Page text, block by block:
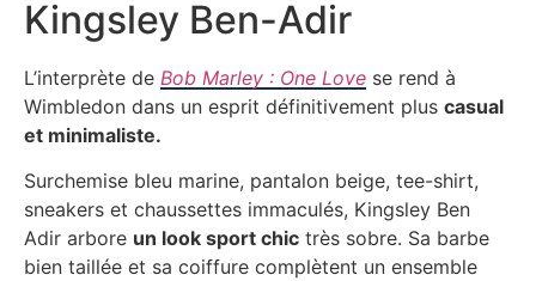
Kingsley Ben-Adir
L’interprète de Bob Marley : One Love se rend à
Wimbledon dans un esprit définitivement plus casual
et minimaliste.
Surchemise bleu marine, pantalon beige, tee-shirt,
sneakers et chaussettes immaculés, Kingsley Ben
Adir arbore un look sport chic très sobre. Sa barbe
bien taillée et sa coiffure complètent un ensemble